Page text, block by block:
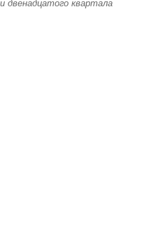
двенадцатого квартала